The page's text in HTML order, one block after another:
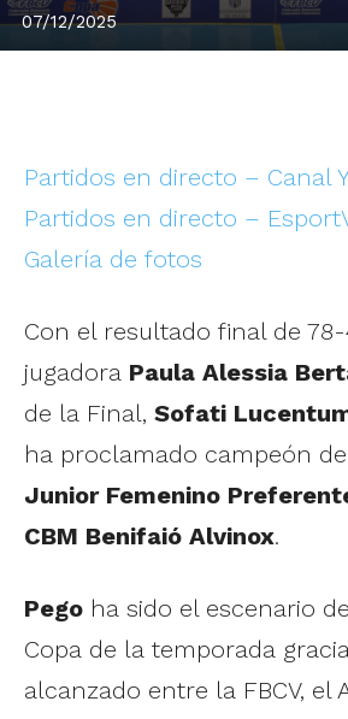
07/12/2025
Partidos en directo – Canal
Partidos en directo –
Galería de fotos
Con el resultado final de
jugadora Paula Alessia
de la Final, Sofati
ha proclamado campeón
Junior Femenino
CBM Benifaió Alvinox.
Pego ha sido el escenario
Copa de la temporada
alcanzado entre la FBCV, el